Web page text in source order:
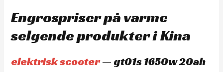
Engrospriser på varme
selgende produkter i Kina
elektrisk scooter— gt01s 1650w 20ah